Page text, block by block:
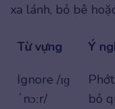
xa lánh, bỏ bê
Từ vựng Ý
Ignore /ɪɡ
ˈnɔːr/
bỏ